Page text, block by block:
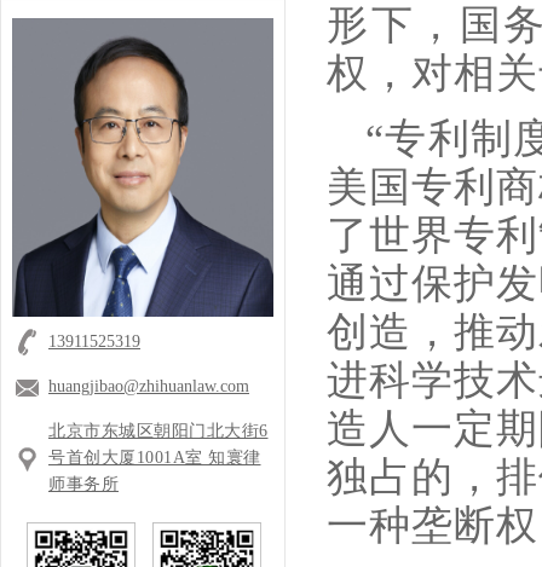
13911525319
huangjibao@zhihuanlaw.com
北京市东城区朝阳门北大街6
号首创大厦1001A室 知寰律
师事务所
形下，国
权，对相
“专利制
美国专利
了世界专
通过保护
创造，推
进科学技
造人一定
独占的，
一种垄断